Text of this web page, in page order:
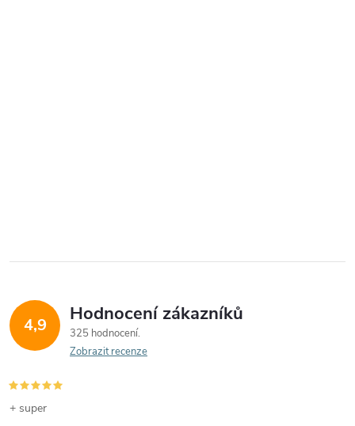
4,9 Hodnocení zákazníků
325 hodnocení
Zobrazit recenze
+ super